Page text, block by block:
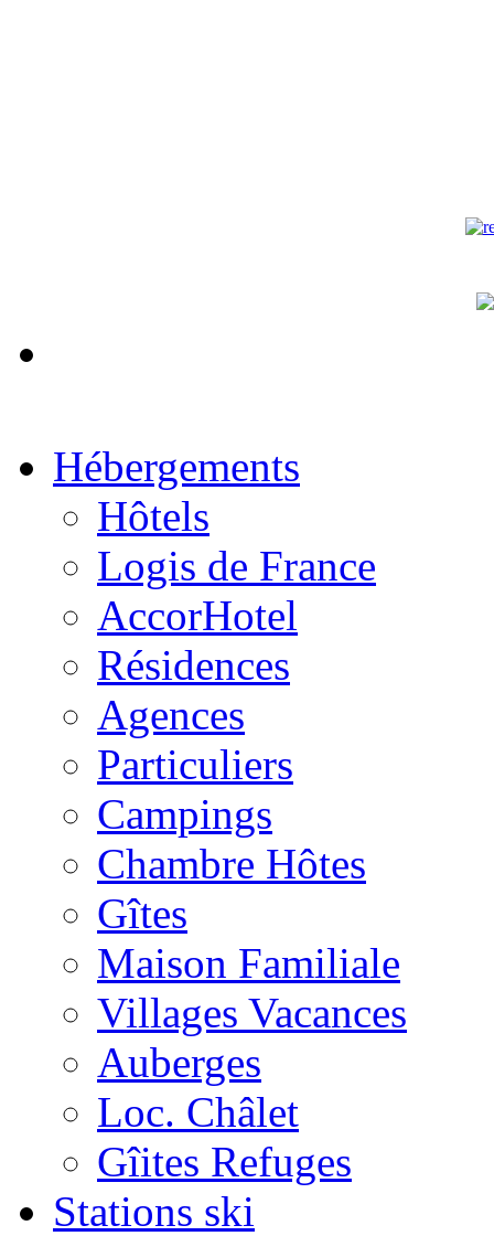
Hébergements
Hôtels
Logis de France
AccorHotel
Résidences
Agences
Particuliers
Campings
Chambre Hôtes
Gîtes
Maison Familiale
Villages Vacances
Auberges
Loc. Châlet
Gîites Refuges
Stations ski